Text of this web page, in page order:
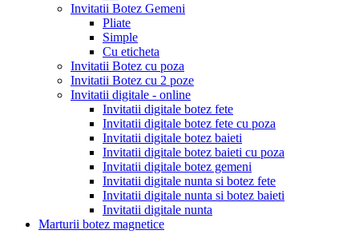
Invitatii Botez Gemeni
Pliate
Simple
Cu eticheta
Invitatii Botez cu poza
Invitatii Botez cu 2 poze
Invitatii digitale - online
Invitatii digitale botez fete
Invitatii digitale botez fete cu poza
Invitatii digitale botez baieti
Invitatii digitale botez baieti cu poza
Invitatii digitale botez gemeni
Invitatii digitale nunta si botez fete
Invitatii digitale nunta si botez baieti
Invitatii digitale nunta
Marturii botez magnetice